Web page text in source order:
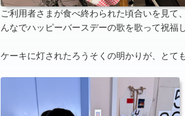
ご利用者さまが食べ終わられた頃合いを見て
んなでハッピーバースデーの歌を歌って祝福
ケーキに灯されたろうそくの明かりが、とて